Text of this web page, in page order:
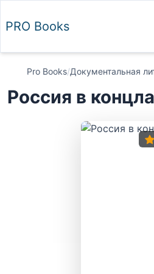
PRO Books
Pro Books/Документальная
Россия в